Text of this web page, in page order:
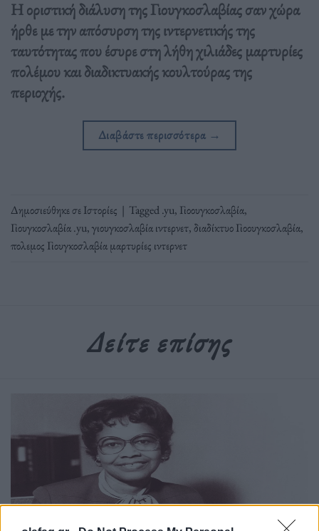
Η οριστική διάλυση της Γιουγκοσλαβίας σαν χώρα
ήρθε με την απόσυρση της ιντερνετικής της
ταυτότητας που έσυρε στη λήθη χιλιάδες μαρτυρίες
πολέμου και διαδικτυακής κουλτούρας της
περιοχής.
Διαβάστε περισσότερα →
Δημοσιεύθηκε σεΙστορίες | Tagged.yu, Γιοουγκοσλαβία,
Γιουγκοσλαβία .yu,γιουγκοσλαβία ιντερνετ,διαδίκτυο Γιοουγκοσλαβία,
πολεμος Γιουγκοσλαβία μαρτυρίες ιντερνετ
Δείτε επίσης